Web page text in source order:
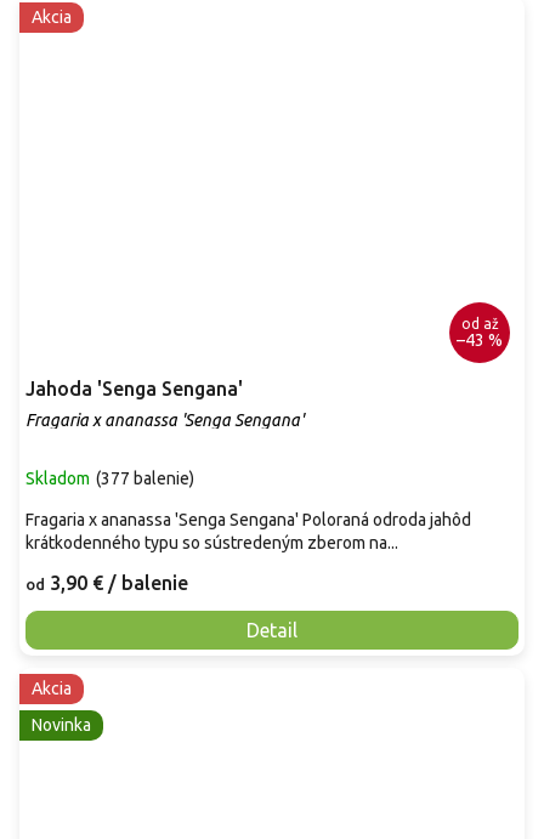
Akcia
od až
–43 %
Jahoda 'Senga Sengana'
Fragaria x ananassa 'Senga Sengana'
Skladom (377 balenie)
od 3,90 € / balenie
Detail
Fragaria x ananassa 'Senga Sengana' Poloraná odroda jahôd
krátkodenného typu so sústredeným zberom na...
Akcia
Novinka